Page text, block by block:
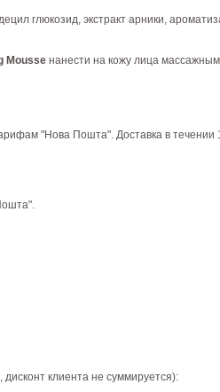
глюкозид, экстракт арники,
Mousse нанести на кожу лица
"Нова Пошта". Доставка в течении
клиента не суммируется):